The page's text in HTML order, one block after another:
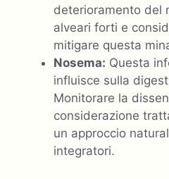
deterioramento del
alveari forti e
mitigare questa
Nosema: Questa
influisce sulla
Monitorare la
considerazione
un approccio
integratori.